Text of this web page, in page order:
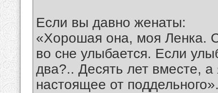
Если вы давно женаты:
«Хорошая она, моя Ленка.
во сне улыбается. Если
два?.. Десять лет вместе, а
настоящее от